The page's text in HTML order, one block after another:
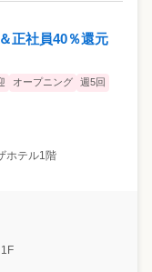
正社員40％還元
オープニング
週5回
ホテル1階